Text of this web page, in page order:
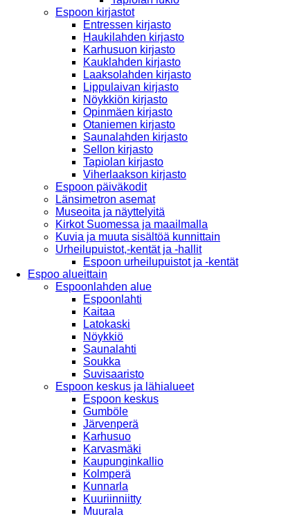
Espoon kirjastot
Entressen kirjasto
Haukilahden kirjasto
Karhusuon kirjasto
Kauklahden kirjasto
Laaksolahden kirjasto
Lippulaivan kirjasto
Nöykkiön kirjasto
Opinmäen kirjasto
Otaniemen kirjasto
Saunalahden kirjasto
Sellon kirjasto
Tapiolan kirjasto
Viherlaakson kirjasto
Espoon päiväkodit
Länsimetron asemat
Museoita ja näyttelyitä
Kirkot Suomessa ja maailmalla
Kuvia ja muuta sisältöä kunnittain
Urheilupuistot,-kentät ja -hallit
Espoon urheilupuistot ja -kentät
Espoo alueittain
Espoonlahden alue
Espoonlahti
Kaitaa
Latokaski
Nöykkiö
Saunalahti
Soukka
Suvisaaristo
Espoon keskus ja lähialueet
Espoon keskus
Gumböle
Järvenperä
Karhusuo
Karvasmäki
Kaupunginkallio
Kolmperä
Kunnarla
Kuuriinniitty
Muurala